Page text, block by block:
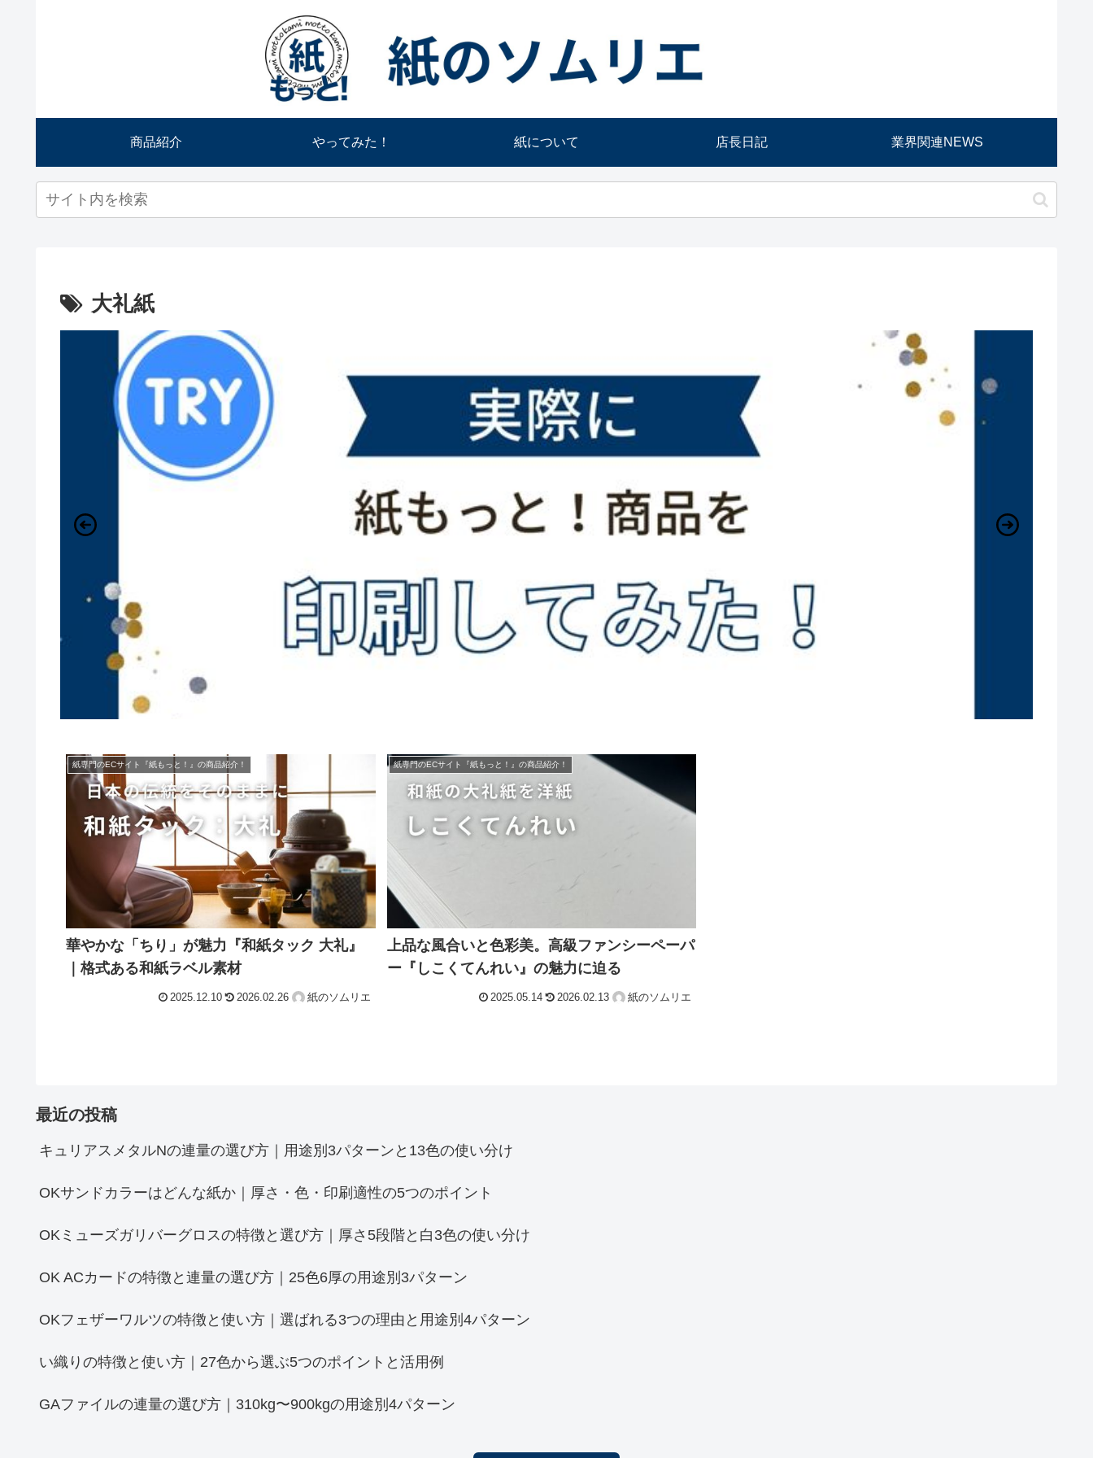
商品紹介 やってみた！ 紙について 店長日記 業界関連NEWS
大礼紙
紙専門のECサイト『紙もっと！』の商品紹介！
華やかな「ちり」が魅力『和紙タック 大礼』
｜格式ある和紙ラベル素材
2025.12.10 2026.02.26 紙のソムリエ
紙専門のECサイト『紙もっと！』の商品紹介！
上品な風合いと色彩美。高級ファンシーペーパ
ー『しこくてんれい』の魅力に迫る
2025.05.14 2026.02.13 紙のソムリエ
最近の投稿
キュリアスメタルNの連量の選び方｜用途別3パターンと13色の使い分け
OKサンドカラーはどんな紙か｜厚さ・色・印刷適性の5つのポイント
OKミューズガリバーグロスの特徴と選び方｜厚さ5段階と白3色の使い分け
OK ACカードの特徴と連量の選び方｜25色6厚の用途別3パターン
OKフェザーワルツの特徴と使い方｜選ばれる3つの理由と用途別4パターン
い織りの特徴と使い方｜27色から選ぶ5つのポイントと活用例
GAファイルの連量の選び方｜310kg〜900kgの用途別4パターン